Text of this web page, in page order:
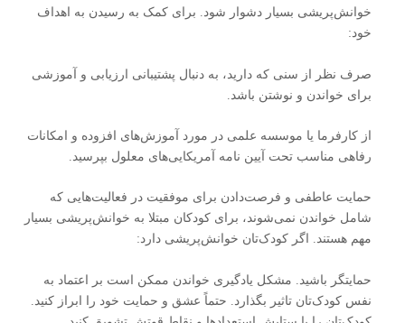
خوانش‌پریشی بسیار دشوار شود. برای کمک به رسیدن به اهداف
خود:
صرف نظر از سنی که دارید، به دنبال پشتیبانی ارزیابی و آموزشی
برای خواندن و نوشتن باشد.
از کارفرما یا موسسه علمی در مورد آموزش‌های افزوده و امکانات
رفاهی مناسب تحت آیین‌ نامه آمریکایی‌های معلول بپرسید.
حمایت عاطفی و فرصت‌دادن برای موفقیت در فعالیت‌هایی که
شامل خواندن نمی‌شوند، برای کودکان مبتلا به خوانش‌پریشی بسیار
مهم هستند. اگر کودک‌تان خوانش‌پریشی دارد:
حمایتگر باشید. مشکل یادگیری خواندن ممکن است بر اعتماد به
نفس کودک‌تان تاثیر بگذارد. حتماً عشق و حمایت خود را ابراز کنید.